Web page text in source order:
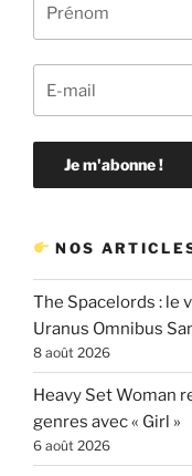
NOS
The Spacelords : le
Uranus Omnibus
8 août 2026
Heavy Set Woman
genres avec « Girl »
6 août 2026